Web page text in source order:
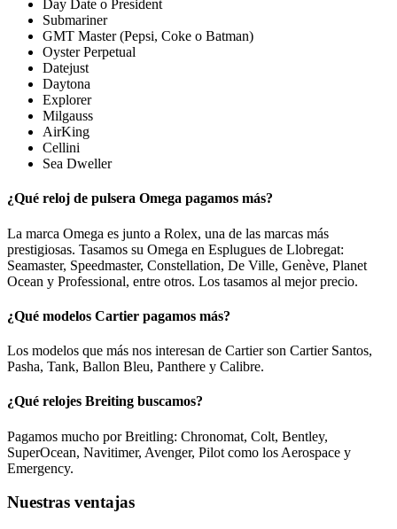
Day Date o President
Submariner
GMT Master (Pepsi, Coke o Batman)
Oyster Perpetual
Datejust
Daytona
Explorer
Milgauss
AirKing
Cellini
Sea Dweller
¿Qué reloj de pulsera Omega pagamos más?
La marca Omega es junto a Rolex, una de las marcas más
prestigiosas. Tasamos su Omega en Esplugues de Llobregat:
Seamaster, Speedmaster, Constellation, De Ville, Genève, Planet
Ocean y Professional, entre otros. Los tasamos al mejor precio.
¿Qué modelos Cartier pagamos más?
Los modelos que más nos interesan de Cartier son Cartier Santos,
Pasha, Tank, Ballon Bleu, Panthere y Calibre.
¿Qué relojes Breiting buscamos?
Pagamos mucho por Breitling: Chronomat, Colt, Bentley,
SuperOcean, Navitimer, Avenger, Pilot como los Aerospace y
Emergency.
Nuestras ventajas